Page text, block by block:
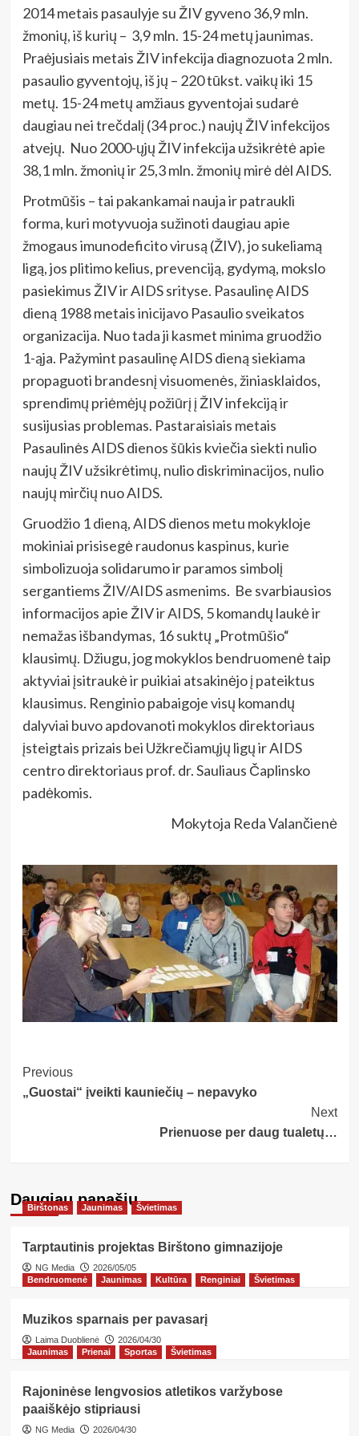
2014 metais pasaulyje su ŽIV gyveno 36,9 mln.
žmonių, iš kurių – 3,9 mln. 15-24 metų jaunimas.
Praėjusiais metais ŽIV infekcija diagnozuota 2 mln.
pasaulio gyventojų, iš jų – 220 tūkst. vaikų iki 15
metų. 15-24 metų amžiaus gyventojai sudarė
daugiau nei trečdalį (34 proc.) naujų ŽIV infekcijos
atvejų. Nuo 2000-ųjų ŽIV infekcija užsikrėtė apie
38,1 mln. žmonių ir 25,3 mln. žmonių mirė dėl AIDS.
Protmūšis – tai pakankamai nauja ir patraukli
forma, kuri motyvuoja sužinoti daugiau apie
žmogaus imunodeficito virusą (ŽIV), jo sukeliamą
ligą, jos plitimo kelius, prevenciją, gydymą, mokslo
pasiekimus ŽIV ir AIDS srityse. Pasaulinę AIDS
dieną 1988 metais inicijavo Pasaulio sveikatos
organizacija. Nuo tada ji kasmet minima gruodžio
1-ąja. Pažymint pasaulinę AIDS dieną siekiama
propaguoti brandesnį visuomenės, žiniasklaidos,
sprendimų priėmėjų požiūrį į ŽIV infekciją ir
susijusias problemas. Pastaraisiais metais
Pasaulinės AIDS dienos šūkis kviečia siekti nulio
naujų ŽIV užsikrėtimų, nulio diskriminacijos, nulio
naujų mirčių nuo AIDS.
Gruodžio 1 dieną, AIDS dienos metu mokykloje
mokiniai prisisegė raudonus kaspinus, kurie
simbolizuoja solidarumo ir paramos simbolį
sergantiems ŽIV/AIDS asmenims. Be svarbiausios
informacijos apie ŽIV ir AIDS, 5 komandų laukė ir
nemažas išbandymas, 16 suktų „Protmūšio“
klausimų. Džiugu, jog mokyklos bendruomenė taip
aktyviai įsitraukė ir puikiai atsakinėjo į pateiktus
klausimus. Renginio pabaigoje visų komandų
dalyviai buvo apdovanoti mokyklos direktoriaus
įsteigtais prizais bei Užkrečiamųjų ligų ir AIDS
centro direktoriaus prof. dr. Sauliaus Čaplinsko
padėkomis.
Mokytoja Reda Valančienė
Post
Navigation
Previous
„Guostai“ įveikti kauniečių – nepavyko
Next
Prienuose per daug tualetų…
Daugiau panašių…
Birštonas Jaunimas Švietimas
Tarptautinis projektas Birštono gimnazijoje
NG Media
2026/05/05
Bendruomenė
Jaunimas Kultūra Renginiai Švietimas
Muzikos sparnais per pavasarį
Laima Duoblienė
2026/04/30
Jaunimas
Prienai Sportas Švietimas
Rajoninėse lengvosios atletikos varžybose
paaiškėjo stipriausi
NG Media 2026/04/30